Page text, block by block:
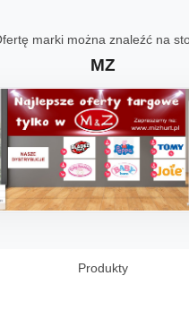
marki można znaleźć na
MZ
Produkty